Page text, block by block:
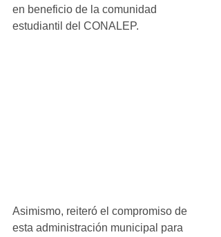
en beneficio de la comunidad
estudiantil del CONALEP.
Asimismo, reiteró el compromiso de
esta administración municipal para